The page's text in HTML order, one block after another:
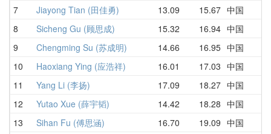
7 Jiayong Tian (田佳勇) 13.09 15.67 中国
8 Sicheng Gu (顾思成) 15.32 16.94 中国
9 Chengming Su (苏成明) 14.66 16.95 中国
10 Haoxiang Ying (应浩祥) 16.01 17.03 中国
11 Yang Li (李扬) 17.09 18.27 中国
12 Yutao Xue (薛宇韬) 14.42 18.28 中国
13 Sihan Fu (傅思涵) 16.70 19.09 中国